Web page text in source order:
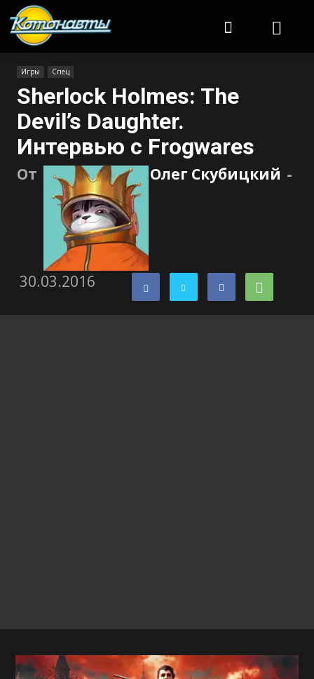
Игры Спец
Sherlock Holmes: The
Devil’s Daughter.
Интервью с Frogwares
От Олег Скубицкий -
30.03.2016